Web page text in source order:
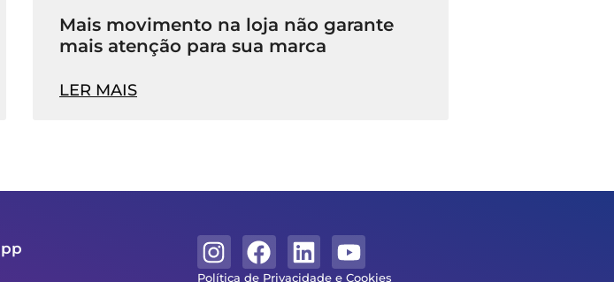
Mais movimento na loja não garante
mais atenção para sua marca
LER MAIS
Política de Privacidade e Cookies